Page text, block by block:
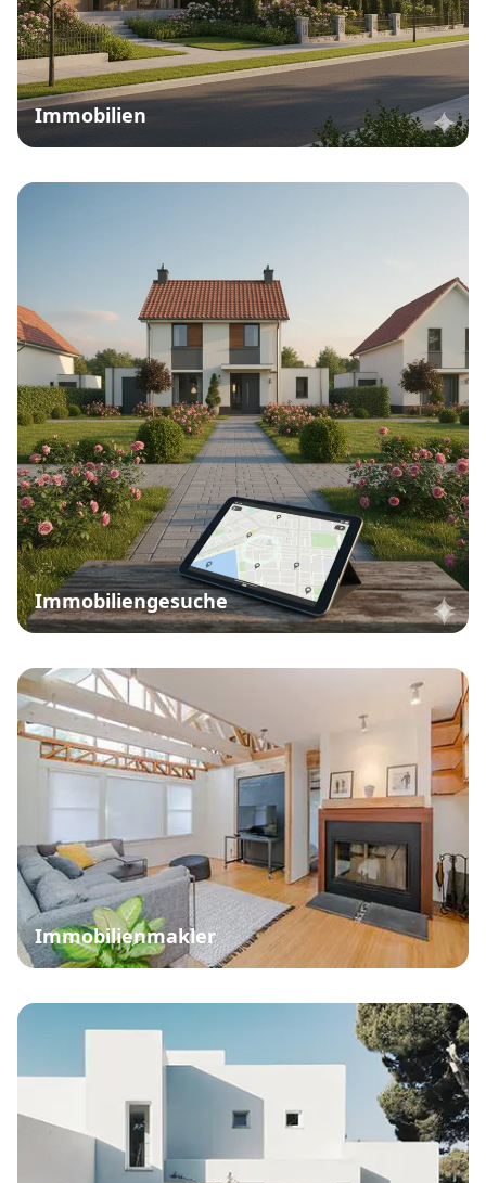
Immobilien
Immobiliengesuche
Immobilienmakler